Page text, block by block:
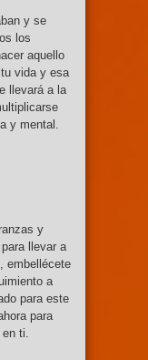
y se
los
aquello
vida y esa
llevará a la
y mental.
y
llevar a
embellécete
a
para este
para
en ti.